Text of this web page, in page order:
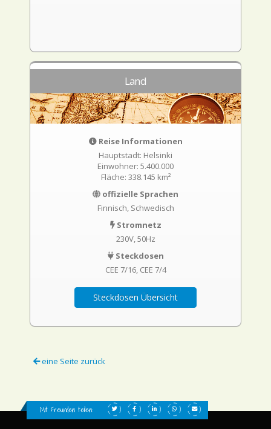
Land
Reise Informationen
Hauptstadt: Helsinki
Einwohner: 5.400.000
Fläche: 338.145 km²
offizielle Sprachen
Finnisch, Schwedisch
Stromnetz
230V, 50Hz
Steckdosen
CEE 7/16 CEE 7/4
Steckdosen Übersicht
eine Seite zurück
Mit Freunden teilen: